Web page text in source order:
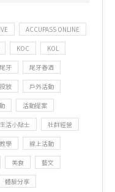
ACCUPASS ONLINE
KOC KOL
尾牙 尾牙春酒
放 戶外活動
活動提案
生活小貼士 社群經營
學 線上活動
美食 藝文
體驗分享